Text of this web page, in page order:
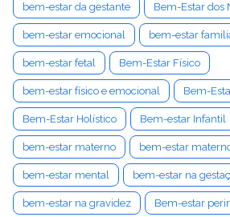
bem-estar da gestante Bem-Estar dos
bem-estar emocional bem-estar
bem-estar fetal Bem-Estar Físico
bem-estar físico e emocional Bem-
Bem-Estar Holístico Bem-estar Infantil
bem-estar materno bem-estar
bem-estar mental bem-estar na
bem-estar na gravidez Bem-estar